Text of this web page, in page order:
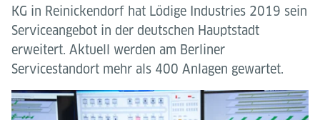
KG in Reinickendorf hat Lödige Industries 2019 sein
Serviceangebot in der deutschen Hauptstadt
erweitert. Aktuell werden am Berliner
Servicestandort mehr als 400 Anlagen gewartet.